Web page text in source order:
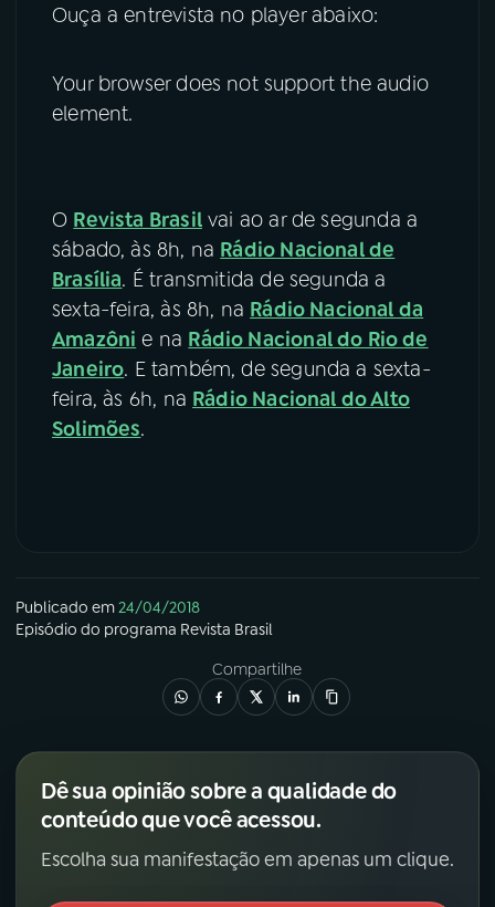
Ouça a entrevista no player abaixo:
Your browser does not support the audio
element.
O Revista Brasilvai ao ar de segunda a
sábado, às 8h, na Rádio Nacional de
Brasília. É transmitida de segunda a
sexta-feira, às 8h, na Rádio Nacional da
Amazôni e na Rádio Nacional do Rio de
Janeiro. E também, de segunda a sexta-
feira, às 6h, na Rádio Nacional do Alto
Solimões.
Publicado em24/04/2018
Episódio do programa Revista Brasil
Compartilhe
Dê sua opinião sobre a qualidade do
conteúdo que você acessou.
Escolha sua manifestação em apenas um clique.